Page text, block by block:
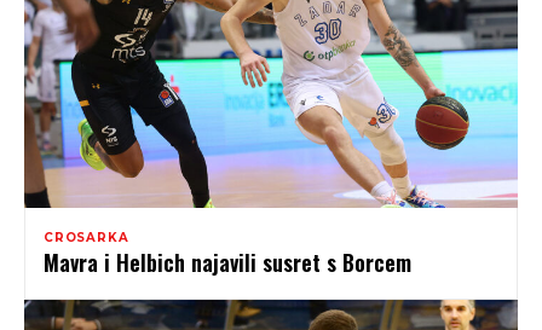
CROSARKA
Mavra i Helbich najavili susret s Borcem